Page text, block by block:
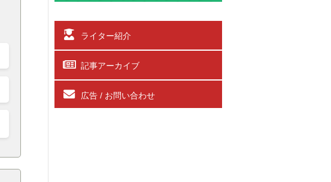
ライター紹介
記事アーカイブ
広告 / お問い合わせ